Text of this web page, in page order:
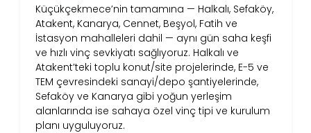
Küçükçekmece’nin tamamına — Halkalı, Sefaköy,
Atakent, Kanarya, Cennet, Beşyol, Fatih ve
İstasyon mahalleleri dahil — aynı gün saha keşfi
ve hızlı vinç sevkiyatı sağlıyoruz. Halkalı ve
Atakent’teki toplu konut/site projelerinde, E-5 ve
TEM çevresindeki sanayi/depo şantiyelerinde,
Sefaköy ve Kanarya gibi yoğun yerleşim
alanlarında ise sahaya özel vinç tipi ve kurulum
planı uyguluyoruz.